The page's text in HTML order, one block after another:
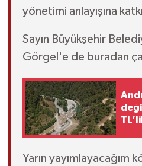
yönetimi anlayışına
Sayın Büyükşehir
Görgel'e de buradan
Yarın yayımlayacağım